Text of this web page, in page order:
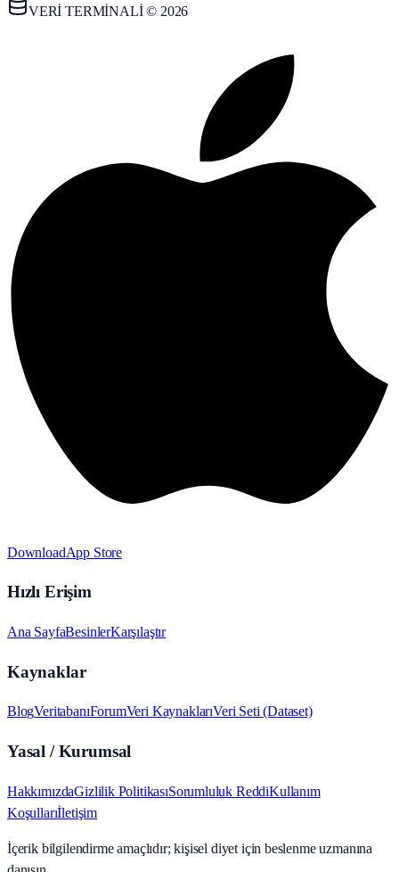
VERİ TERMİNALİ © 2026
DownloadApp Store
Hızlı Erişim
Ana SayfaBesinlerKarşılaştır
Kaynaklar
BlogVeritabanıForumVeri KaynaklarıVeri Seti (Dataset)
Yasal / Kurumsal
HakkımızdaGizlilik PolitikasıSorumluluk ReddiKullanım
Koşullarıİletişim
İçerik bilgilendirme amaçlıdır; kişisel diyet için beslenme uzmanına